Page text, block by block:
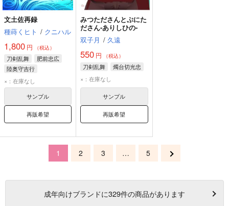
文土佐再録
種蒔くヒト / クニハル
1,800 円 （税込）
刀剣乱舞
肥前忠広
陸奥守吉行
南海太郎朝尊
×：在庫なし
サンプル
再販希望
みつたださんとぷにた
ださん‐ありしひの‐
双子月 / 久遠
550 円 （税込）
刀剣乱舞
燭台切光忠
×：在庫なし
サンプル
再販希望
1 2 3 … 5
成年向けブランドに329件の商品があります